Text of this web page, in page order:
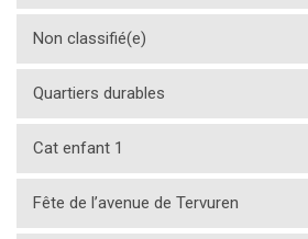
Non classifié(e)
Quartiers durables
Cat enfant 1
Fête de l’avenue de Tervuren